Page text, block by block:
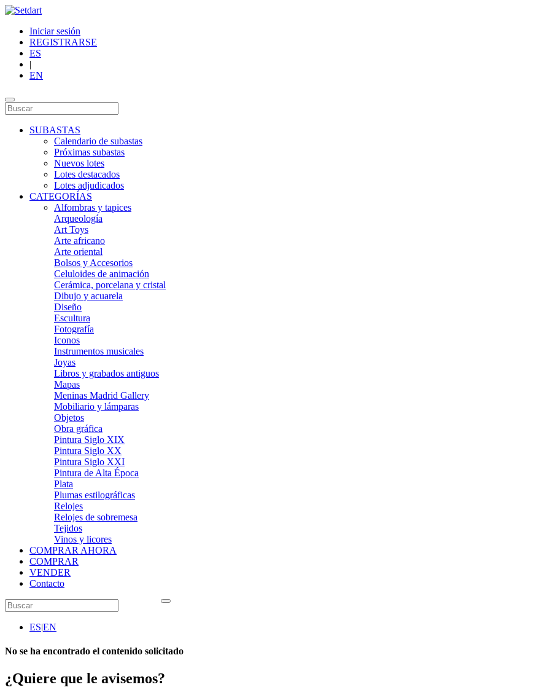
Iniciar sesión
REGISTRARSE
ES
|
EN
SUBASTAS
Calendario de subastas
Próximas subastas
Nuevos lotes
Lotes destacados
Lotes adjudicados
CATEGORÍAS
Alfombras y tapices
Arqueología
Art Toys
Arte africano
Arte oriental
Bolsos y Accesorios
Celuloides de animación
Cerámica, porcelana y cristal
Dibujo y acuarela
Diseño
Escultura
Fotografía
Iconos
Instrumentos musicales
Joyas
Libros y grabados antiguos
Mapas
Meninas Madrid Gallery
Mobiliario y lámparas
Objetos
Obra gráfica
Pintura Siglo XIX
Pintura Siglo XX
Pintura Siglo XXI
Pintura de Alta Época
Plata
Plumas estilográficas
Relojes
Relojes de sobremesa
Tejidos
Vinos y licores
COMPRAR AHORA
COMPRAR
VENDER
Contacto
ES|EN
No se ha encontrado el contenido solicitado
¿Quiere que le avisemos?